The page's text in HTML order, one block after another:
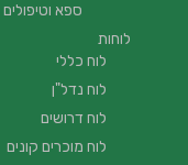
ספא וטיפולים
לוחות
לוח כללי
לוח נדל"ן
לוח דרושים
לוח מוכרים קונים